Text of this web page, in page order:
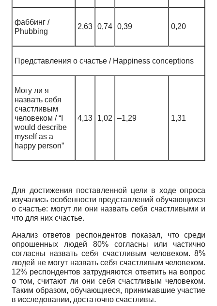
фаббинг /
Phubbing
2,63 0,74 0,39 0,20
Представления о счастье / Happiness conceptions
Могу ли я
назвать себя
счастливым
человеком / “I
would describe
myself as a
happy person”
4,13 1,02 –1,29 1,31
Для достижения поставленной цели в ходе опроса
изучались особенности представлений обучающихся
о счастье: могут ли они назвать себя счастливыми и
что для них счастье.
Анализ ответов респондентов показал, что среди
опрошенных людей 80% согласны или частично
согласны назвать себя счастливым человеком. 8%
людей не могут назвать себя счастливым человеком.
12% респондентов затрудняются ответить на вопрос
о том, считают ли они себя счастливым человеком.
Таким образом, обучающиеся, принимавшие участие
в исследовании, достаточно счастливы.